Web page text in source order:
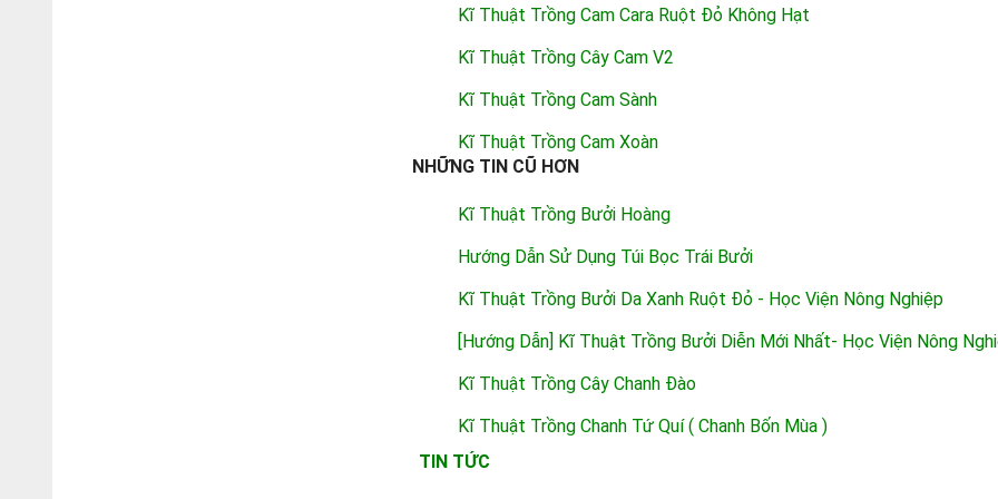
Kĩ Thuật Trồng Cam Cara Ruột Đỏ Không Hạt
Kĩ Thuật Trồng Cây Cam V2
Kĩ Thuật Trồng Cam Sành
Kĩ Thuật Trồng Cam Xoàn
NHỮNG TIN CŨ HƠN
Kĩ Thuật Trồng Bưởi Hoàng
Hướng Dẫn Sử Dụng Túi Bọc Trái Bưởi
Kĩ Thuật Trồng Bưởi Da Xanh Ruột Đỏ - Học Viện Nông Nghiệp
[Hướng Dẫn] Kĩ Thuật Trồng Bưởi Diễn Mới Nhất- Học Viện Nông
Kĩ Thuật Trồng Cây Chanh Đào
Kĩ Thuật Trồng Chanh Tứ Quí ( Chanh Bốn Mùa )
TIN TỨC